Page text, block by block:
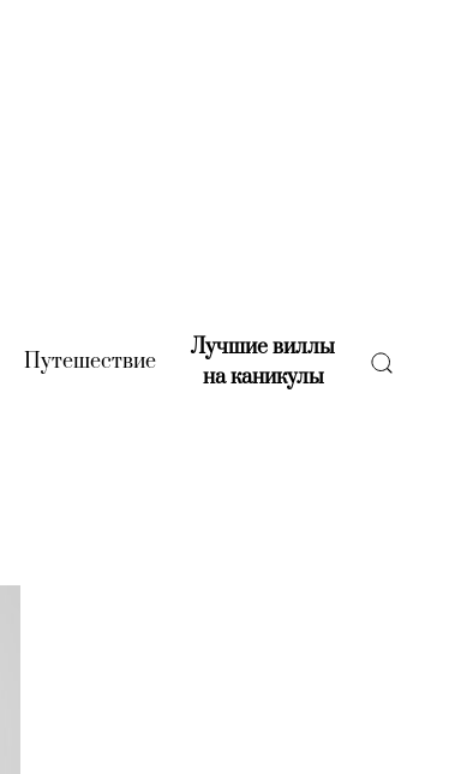
(current)
Путешествие(current)
Лучшие виллы
на каникулы(current)